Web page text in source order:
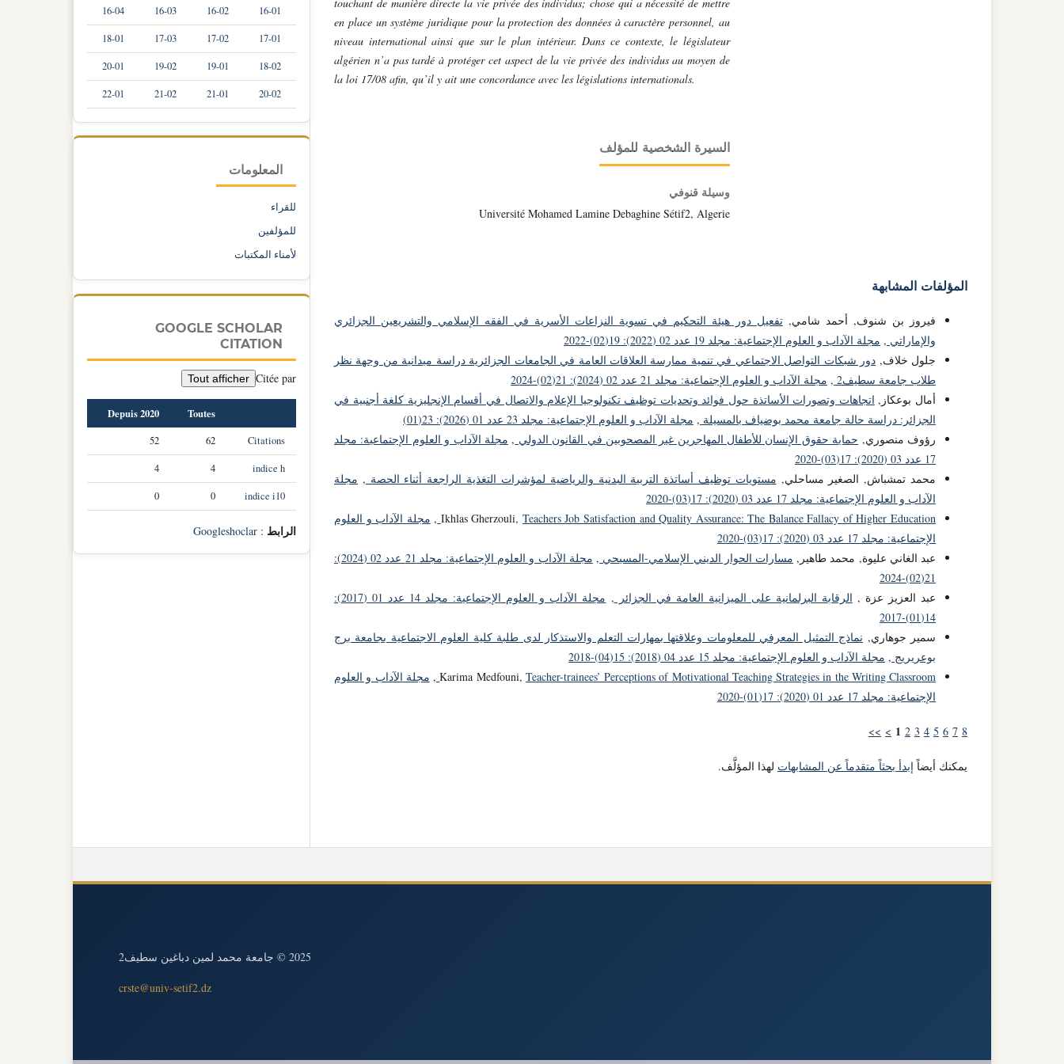
en place un système juridique pour la protection des données à caractère personnel, au
niveau international ainsi que sur le plan intérieur. Dans ce contexte, le législateur
algérien n’a pas tardé à protéger cet aspect de la vie privée des individus au moyen de
la loi 17/08 afin, qu’il y ait une concordance avec les législations internationals.
السيرة الشخصية للمؤلف
وسيلة قنوفي
Université Mohamed Lamine Debaghine Sétif2, Algerie
المؤلفات المشابهة
فيروز بن شنوف, أحمد شامي, تفعيل دور هيئة التحكيم في تسوية النزاعات الأسرية في الفقه الإسلامي والتشريعين الجزائري
والإماراتي , مجلة الآداب و العلوم الإجتماعية: مجلد 19 عدد 02 (2022): 19(02)-2022
جلول خلاف, دور شبكات التواصل الاجتماعي في تنمية ممارسة العلاقات العامة في الجامعات الجزائرية دراسة ميدانية من وجهة نظر
طلاب جامعة سطيف2
, مجلة الآداب و العلوم الإجتماعية: مجلد 21 عدد 02 (2024): 21(02)-2024
أمال بوعكاز, اتجاهات وتصورات الأساتذة حول فوائد وتحديات توظيف تكنولوجيا الإعلام والاتصال في أقسام الإنجليزية كلغة أجنبية في
الجزائر: دراسة حالة جامعة محمد بوضياف بالمسيلة , مجلة الآداب و العلوم الإجتماعية: مجلد 23 عدد 01 (2026): 23(01)
رؤوف منصوري, حماية حقوق الإنسان للأطفال المهاجرين غير المصحوبين في القانون الدولي , مجلة الآداب و العلوم الإجتماعية: مجلد
17 عدد 03 (2020): 17(03)-2020
محمد تمشباش, الصغير مساحلي, مستويات توظيف أساتذة التربية البدنية والرياضية لمؤشرات التغذية الراجعة أثناء الحصة , مجلة
الآداب و العلوم الإجتماعية: مجلد 17 عدد 03 (2020): 17(03)-2020
Ikhlas Gherzouli, Teachers Job Satisfaction and Quality Assurance: The Balance Fallacy of Higher Education
, مجلة الآداب و العلوم
الإجتماعية: مجلد 17 عدد 03 (2020): 17(03)-2020
عبد الغاني عليوة, محمد طاهير, مسارات الحوار الديني الإسلامي-المسيحي ,
مجلة الآداب و العلوم الإجتماعية: مجلد 21 عدد 02 (2024):
21(02)-2024
عبد العزيز عزة , الرقابة البرلمانية على الميزانية العامة في الجزائر ,
مجلة الآداب و العلوم الإجتماعية: مجلد 14 عدد 01 (2017):
14(01)-2017
سمير جوهاري, نماذج التمثيل المعرفي للمعلومات وعلاقتها بمهارات التعلم والاستذكار لدى طلبة كلية العلوم الاجتماعية بجامعة برج
بوعريريج , مجلة الآداب و العلوم الإجتماعية: مجلد 15 عدد 04 (2018): 15(04)-2018
Karima Medfouni, Teacher-trainees’ Perceptions of Motivational Teaching Strategies in the Writing Classroom
, مجلة الآداب و العلوم
الإجتماعية: مجلد 17 عدد 01 (2020): 17(01)-2020
1 2 3 4 5 6 7 8
>
>>
يمكنك أيضاً إبدأ بحثاً متقدماً عن المشابهات لهذا المؤلَّف.
16-01
16-02
16-03
16-04
17-01
17-02
17-03
18-01
18-02
19-01
19-02
20-01
20-02
21-01
21-02
22-01
المعلومات
للقراء
للمؤلفين
لأمناء المكتبات
GOOGLE SCHOLAR
CITATION
Citée par
Tout afficher
Toutes
Depuis 2020
Citations
62
52
indice h
4
4
indice i10
0
0
الرابط :
Googleshoclar
2025 © جامعة محمد لمين دباغين سطيف2
crste@univ-setif2.dz